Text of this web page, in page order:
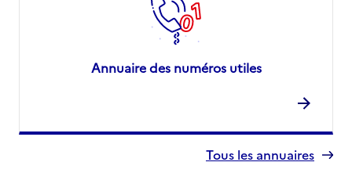
Annuaire des numéros utiles
Tous les annuaires